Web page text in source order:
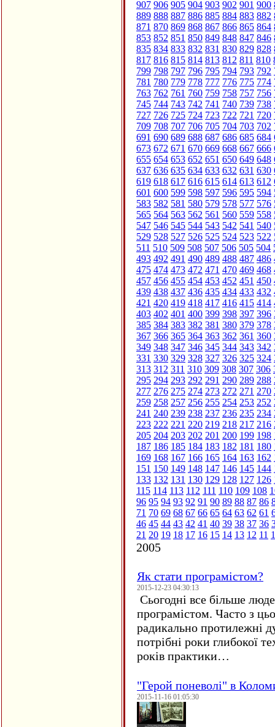
907 906 905 904 903 902 901 900
889 888 887 886 885 884 883 882
871 870 869 868 867 866 865 864
853 852 851 850 849 848 847 846
835 834 833 832 831 830 829 828
817 816 815 814 813 812 811 810
799 798 797 796 795 794 793 792
781 780 779 778 777 776 775 774
763 762 761 760 759 758 757 756
745 744 743 742 741 740 739 738
727 726 725 724 723 722 721 720
709 708 707 706 705 704 703 702
691 690 689 688 687 686 685 684
673 672 671 670 669 668 667 666
655 654 653 652 651 650 649 648
637 636 635 634 633 632 631 630
619 618 617 616 615 614 613 612
601 600 599 598 597 596 595 594
583 582 581 580 579 578 577 576
565 564 563 562 561 560 559 558
547 546 545 544 543 542 541 540
529 528 527 526 525 524 523 522
511 510 509 508 507 506 505 504
493 492 491 490 489 488 487 486
475 474 473 472 471 470 469 468
457 456 455 454 453 452 451 450
439 438 437 436 435 434 433 432
421 420 419 418 417 416 415 414
403 402 401 400 399 398 397 396
385 384 383 382 381 380 379 378
367 366 365 364 363 362 361 360
349 348 347 346 345 344 343 342
331 330 329 328 327 326 325 324
313 312 311 310 309 308 307 306
295 294 293 292 291 290 289 288
277 276 275 274 273 272 271 270
259 258 257 256 255 254 253 252
241 240 239 238 237 236 235 234
223 222 221 220 219 218 217 216
205 204 203 202 201 200 199 198
187 186 185 184 183 182 181 180
169 168 167 166 165 164 163 162
151 150 149 148 147 146 145 144
133 132 131 130 129 128 127 126
115 114 113 112 111 110 109 108
96 95 94 93 92 91 90 89 88 87 86
71 70 69 68 67 66 65 64 63 62 61
46 45 44 43 42 41 40 39 38 37 36
21 20 19 18 17 16 15 14 13 12 11
2005
Як стати програмістом?
2015-12-23 04:30:13
Сьогодні все більше
програмістом. Часто з
радикально протилежні
потрібні роки глибокої
років практики…
"Герой поневолі" в
2015-11-16 01:05:30